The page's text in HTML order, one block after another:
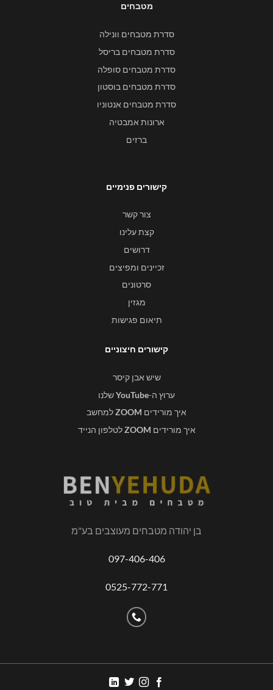
מטבחים
סדרת מטבחים וונילה
סדרת מטבחים בריסל
סדרת מטבחים סופלה
סדרת מטבחים בוסטון
סדרת מטבחים אנטוניו
ארונות אמבטיה
ברזים
קישורים פנימיים
צור קשר
קצת עלינו
דרושים
זכיינים ומפיצים
סרטונים
מגזין
תיאום פגישות
קישורים חיצוניים
שיש אבן קיסר
ערוץ ה-YouTubeשלנו
איך מורידים ZOOMלמחשב
איך מורידים ZOOM לטלפון הנייד
בן יהודה מטבחים מעוצבים בע"מ
097-406-406
0525-772-771